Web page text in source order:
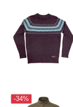
-34%